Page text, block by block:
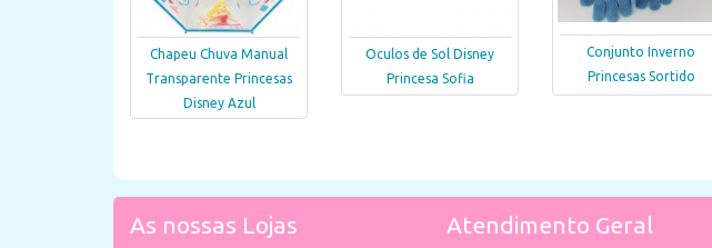
Chapeu Chuva Manual
Transparente Princesas
Disney Azul
Oculos de Sol Disney
Princesa Sofia
Conjunto Inverno
Princesas Sortido
As nossas Lojas Atendimento Geral